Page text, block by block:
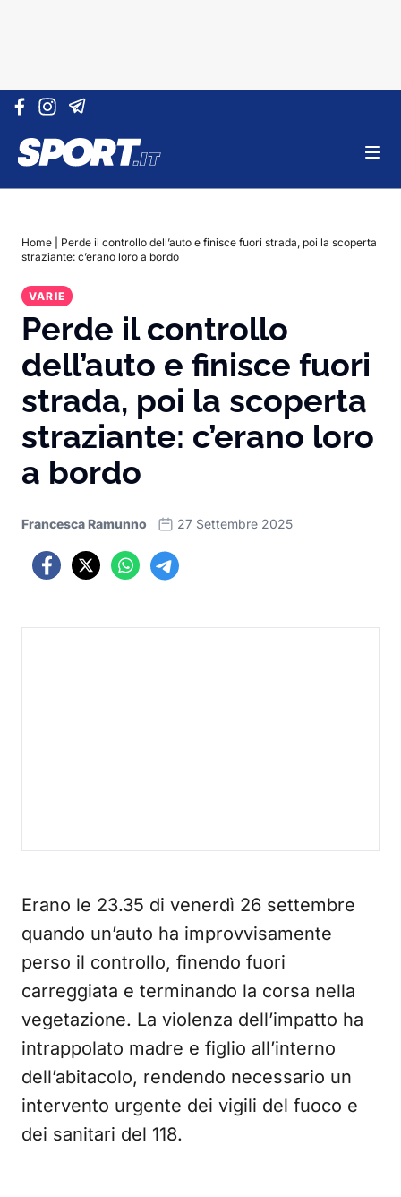
Vai al contenuto
Home
Perde il controllo dell’auto e finisce fuori strada, poi la scoperta
straziante: c’erano loro a bordo
VARIE
Perde il controllo
dell’auto e finisce fuori
strada, poi la scoperta
straziante: c’erano loro
a bordo
Francesca Ramunno 27 Settembre 2025
Erano le 23.35 di venerdì 26 settembre
quando un’auto ha improvvisamente
perso il controllo, finendo fuori
carreggiata e terminando la corsa nella
vegetazione. La violenza dell’impatto ha
intrappolato madre e figlio all’interno
dell’abitacolo, rendendo necessario un
intervento urgente dei vigili del fuoco e
dei sanitari del 118.